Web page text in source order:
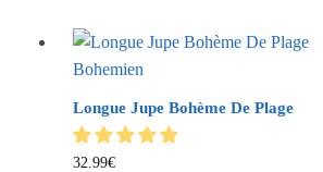
Longue Jupe Bohème De Plage
32.99€